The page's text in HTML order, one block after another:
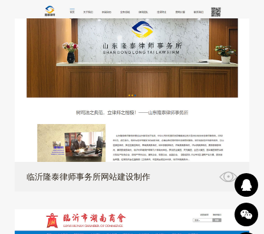
临沂隆泰律师事务所网站建设制作